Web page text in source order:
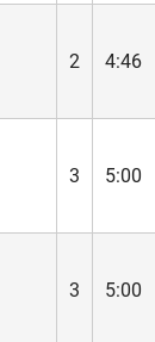
2 4:46
3
5:00
3 5:00